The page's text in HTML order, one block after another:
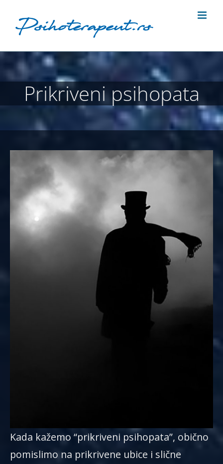
Prikriveni psihopata
Kada kažemo “prikriveni psihopata”, obično
pomislimo na prikrivene ubice i slične